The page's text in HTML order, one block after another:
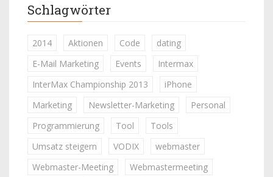
Schlagwörter
2014 Aktionen Code
dating
E-Mail Marketing
Events
Intermax
InterMax Championship 2013
iPhone
Marketing
Newsletter-Marketing
Personal
Programmierung
Tool
Tools
Umsatz steigern
VODIX
webmaster
Webmaster-Meeting
Webmastermeeting